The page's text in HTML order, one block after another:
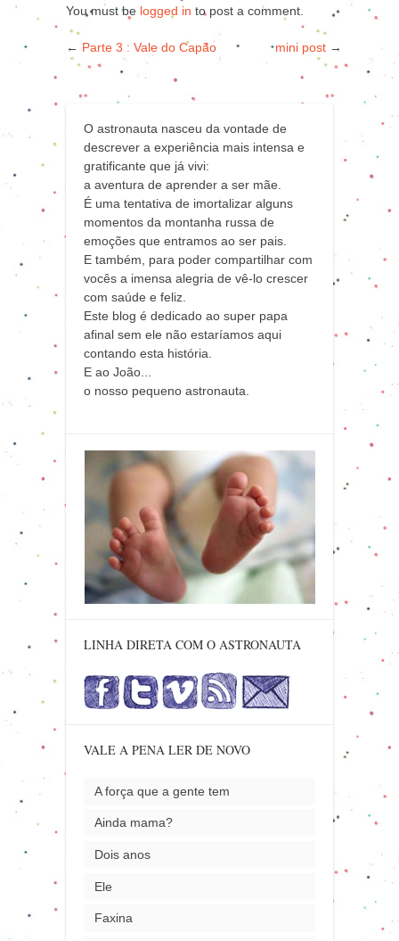
You must be logged in to post a comment.
← Parte 3 : Vale do Capão mini post →
O astronauta nasceu da vontade de
descrever a experiência mais intensa e
gratificante que já vivi:
a aventura de aprender a ser mãe.
É uma tentativa de imortalizar alguns
momentos da montanha russa de
emoções que entramos ao ser pais.
E também, para poder compartilhar com
vocês a imensa alegria de vê-lo crescer
com saúde e feliz.
Este blog é dedicado ao super papa
afinal sem ele não estaríamos aqui
contando esta história.
E ao João...
o nosso pequeno astronauta.
LINHA DIRETA COM O ASTRONAUTA
VALE A PENA LER DE NOVO
A força que a gente tem
Ainda mama?
Dois anos
Ele
Faxina